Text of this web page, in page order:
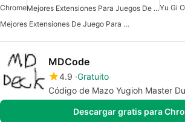
Chrome Mejores Extensiones Para Juegos De ChromeYu Gi
Mejores Extensiones De Juego Para Chrome
MDCode
4.9 Gratuito
Código de Mazo Yugioh Master
Descargar gratis para